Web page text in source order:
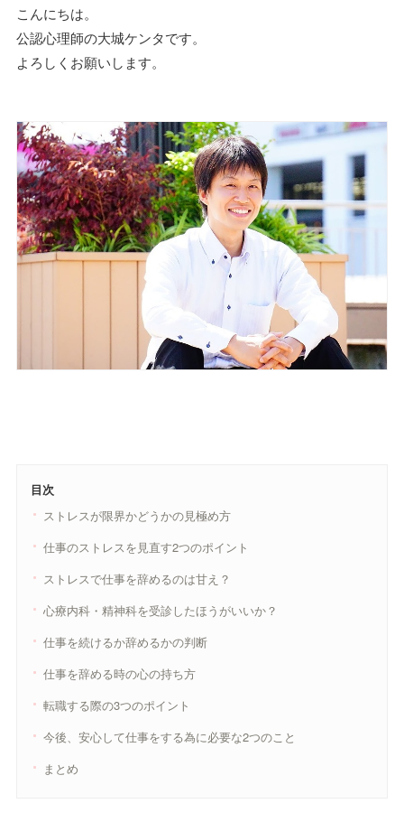
こんにちは。
公認心理師の大城ケンタです。
よろしくお願いします。
目次
ストレスが限界かどうかの見極め方
仕事のストレスを見直す2つのポイント
ストレスで仕事を辞めるのは甘え？
心療内科・精神科を受診したほうがいいか？
仕事を続けるか辞めるかの判断
仕事を辞める時の心の持ち方
転職する際の3つのポイント
今後、安心して仕事をする為に必要な2つのこと
まとめ